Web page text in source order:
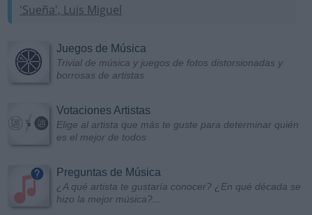
'Sueña', Luis Miguel
Juegos de Música
Trivial de música y juegos de fotos distorsionadas y
borrosas de artistas
Votaciones Artistas
Elige al artista que más te guste para determinar quién
es el mejor de todos
Preguntas de Música
¿A qué artista te gustaría conocer? ¿En qué década se
hizo la mejor música?...